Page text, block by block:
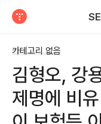
카테고리 없음
김형오, 강
제명에 비